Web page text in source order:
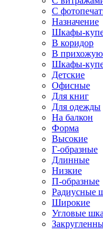
С
Назначение
Шкафы-
В коридор
В прихожую
Шкафы-
Детские
Офисные
Для книг
Для одежды
На балкон
Форма
Высокие
Г-образные
Длинные
Низкие
П-образные
Радиусные
Широкие
Угловые